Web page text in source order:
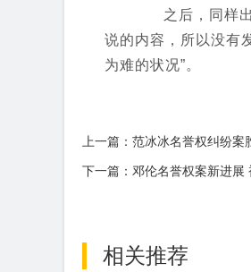
之后，同样出
说的内容，所以没有
为难的状况”。
上一篇：范冰冰名誉权纠纷
下一篇：邓伦名誉权案新进展
相关推荐